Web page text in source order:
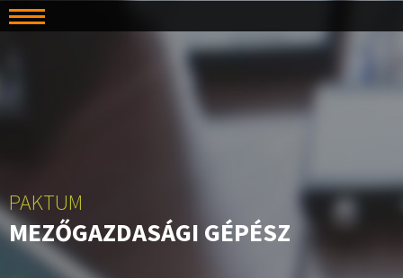
PAKTUM
MEZŐGAZDASÁGI GÉPÉSZ